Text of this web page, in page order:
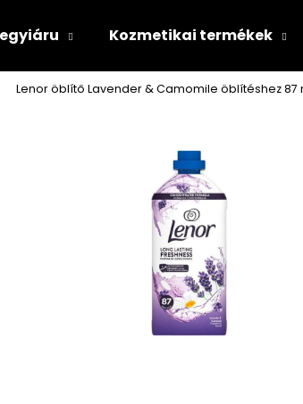
Kozmetikai termékek
Lenor öblítő Lavender & Camomile öblítéshez 87
Mit keres?